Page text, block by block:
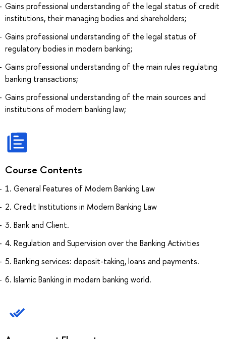
Gains professional understanding of the legal status of credit
institutions, their managing bodies and shareholders;
Gains professional understanding of the legal status of
regulatory bodies in modern banking;
Gains professional understanding of the main rules regulating
banking transactions;
Gains professional understanding of the main sources and
institutions of modern banking law;
Course Contents
1. General Features of Modern Banking Law
2. Credit Institutions in Modern Banking Law
3. Bank and Client.
4. Regulation and Supervision over the Banking Activities
5. Banking services: deposit-taking, loans and payments.
6. Islamic Banking in modern banking world.